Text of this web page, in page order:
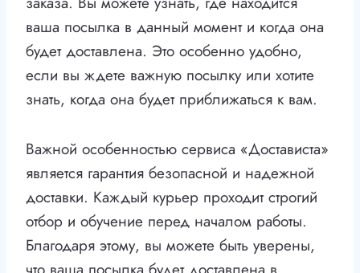
ваша посылка в данный момент и когда она
будет доставлена. Это особенно удобно,
если вы ждете важную посылку или хотите
знать, когда она будет приближаться к вам.
Важной особенностью сервиса «Достависта»
является гарантия безопасной и надежной
доставки. Каждый курьер проходит строгий
отбор и обучение перед началом работы.
Благодаря этому, вы можете быть уверены,